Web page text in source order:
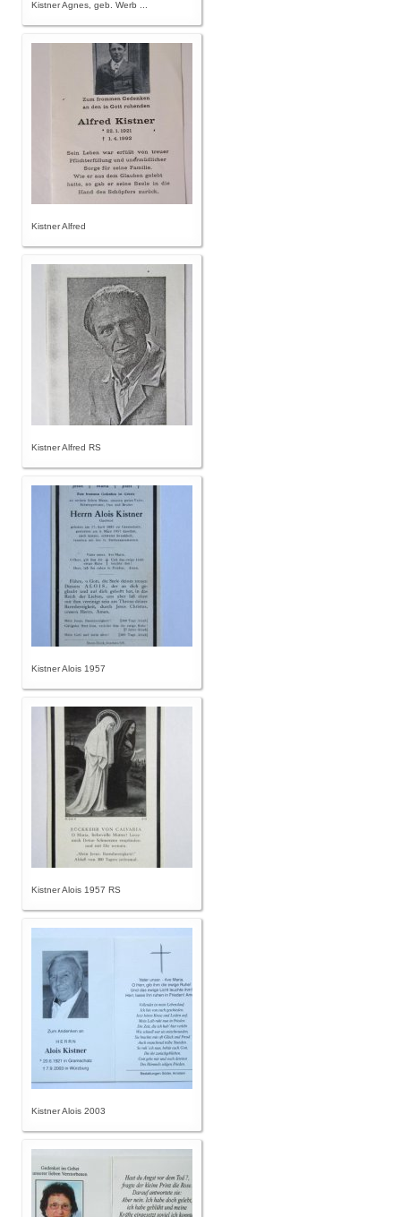
Kistner Agnes, geb. Werb ...
Kistner Alfred
Kistner Alfred RS
Kistner Alois 1957
Kistner Alois 1957 RS
Kistner Alois 2003